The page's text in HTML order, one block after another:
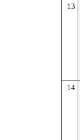
13
14